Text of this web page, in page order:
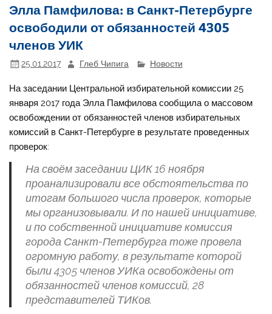
Элла Памфилова: в Санкт-Петербурге
освободили от обязанностей 4305
членов УИК
25.01.2017 Глеб Чипига Новости
На заседании Центральной избирательной комиссии 25
января 2017 года Элла Памфилова сообщила о массовом
освобождении от обязанностей членов избирательных
комиссий в Санкт-Петербурге в результате проведенных
проверок:
На своём заседании ЦИК 16 ноября
проанализировали все обстоятельства по
итогам большого числа проверок, которые
мы организовывали. И по нашей инициативе,
и по собственной инициативе комиссия
города Санкт-Петербурга тоже провела
огромную работу, в результате которой
были 4305 членов УИКа освобождены от
обязанностей членов комиссий, 28
представителей ТИКов.